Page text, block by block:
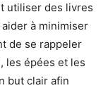
utiliser des livres
à minimiser
de se rappeler
les épées et les
but clair afin